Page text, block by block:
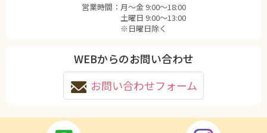
営業時間： 月〜金 9:00〜18:00
土曜日 9:00〜13:00
※日曜日除く
WEBからのお問い合わせ
お問い合わせフォーム